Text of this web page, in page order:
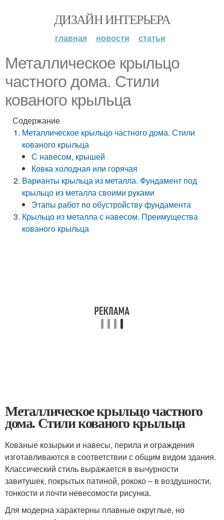
ДИЗАЙН ИНТЕРЬЕРА
главная новости статьи
Металлическое крыльцо
частного дома. Стили
кованого крыльца
Содержание
Металлическое крыльцо частного дома. Стили
кованого крыльца
С навесом, крышей
Ковка холодная или горячая
Варианты крыльца из металла. Фундамент под
крыльцо из металла своими руками
Этапы работ по обустройству фундамента
Крыльцо из металла с навесом. Преимущества
кованого крыльца
Металлическое крыльцо частного
дома. Стили кованого крыльца
Кованые козырьки и навесы, перила и ограждения
изготавливаются в соответствии с общим видом здания.
Классический стиль выражается в вычурности
завитушек, покрытых патиной, рококо – в воздушности,
тонкости и почти невесомости рисунка.
Для модерна характерны плавные округлые, но